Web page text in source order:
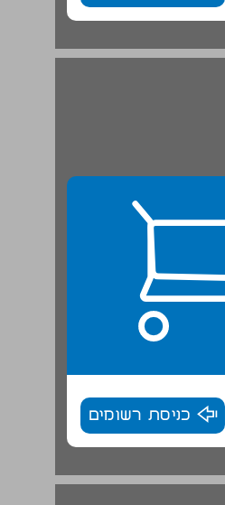
כניסת רשומים